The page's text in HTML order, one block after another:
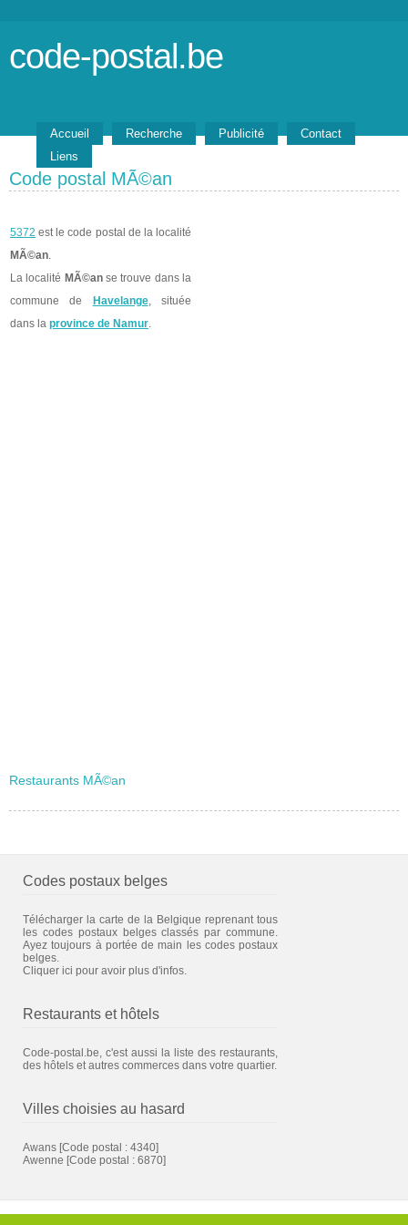
code-postal.be
Accueil Recherche Publicité
Contact
Liens
Code postal MÃ©an
5372 est le code postal de la localité
MÃ©an.
La localité MÃ©anse trouve dans la
commune de
Havelange, située
dans la province de Namur.
Restaurants MÃ©an
Codes postaux belges
Télécharger la carte de la Belgique reprenant tous
les codes postaux belges classés par commune.
Ayez toujours à portée de main les codes postaux
belges.
Cliquer ici pour avoir plus d'infos.
Restaurants et hôtels
Code-postal.be, c'est aussi la liste des restaurants,
des hôtels et autres commerces dans votre quartier.
Villes choisies au hasard
Awans [Code postal : 4340]
Awenne [Code postal : 6870]